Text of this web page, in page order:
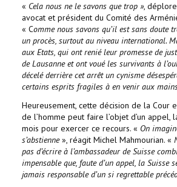
« Cela nous ne le savons que trop »,
avocat et président du Comité des
« Comme nous savons qu’il est sans doute
un procès, surtout au niveau international.
aux Etats, qui ont renié leur promesse de
de Lausanne et ont voué les survivants à
décelé derrière cet arrêt un cynisme
certains esprits fragiles à en venir aux
Heureusement, cette décision de la Cour
de l’homme peut faire l’objet d’un appel,
mois pour exercer ce recours. « On
s’abstienne», réagit Michel Mahmourian. «
pas d’écrire à l’ambassadeur de Suisse
impensable que, faute d’un appel, la Suisse
jamais responsable d’un si regrettable